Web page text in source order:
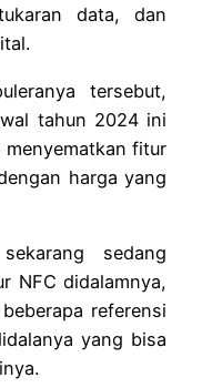
data, dan
tersebut,
tahun 2024 ini
fitur
harga yang
sedang
NFC didalamnya,
referensi
yang bisa